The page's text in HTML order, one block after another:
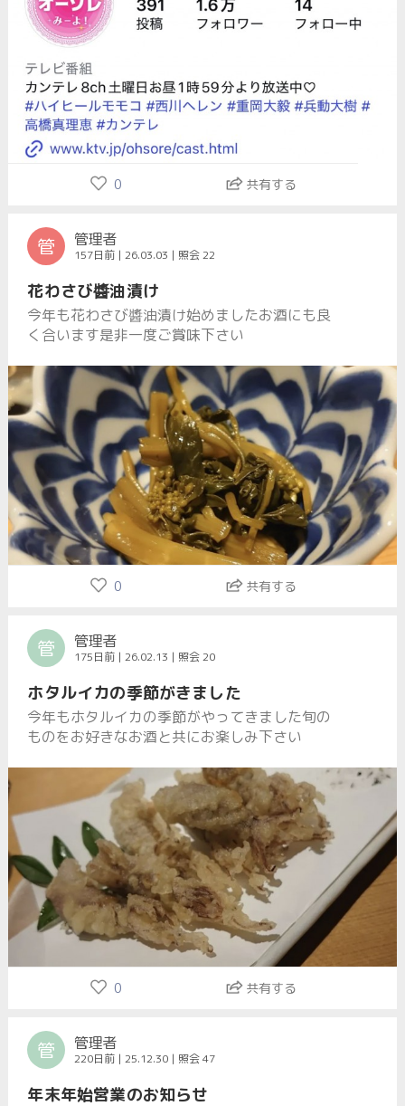
0 共有する
管 管理者
157日前 | 26.03.03 | 照会 22
花わさび醬油漬け
今年も花わさび醬油漬け始めましたお酒にも良
く合います是非一度ご賞味下さい
0 共有する
管 管理者
175日前 | 26.02.13 | 照会 20
ホタルイカの季節がきました
今年もホタルイカの季節がやってきました旬の
ものをお好きなお酒と共にお楽しみ下さい
0 共有する
管 管理者
220日前 | 25.12.30 | 照会 47
年末年始営業のお知らせ